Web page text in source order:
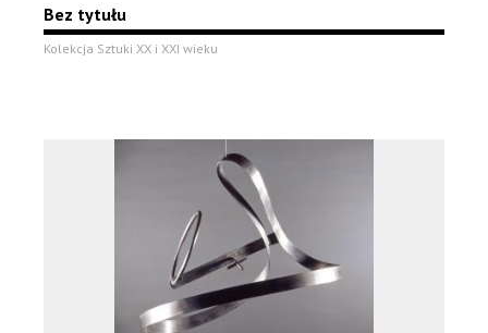
Bez tytułu
Kolekcja Sztuki XX i XXI wieku